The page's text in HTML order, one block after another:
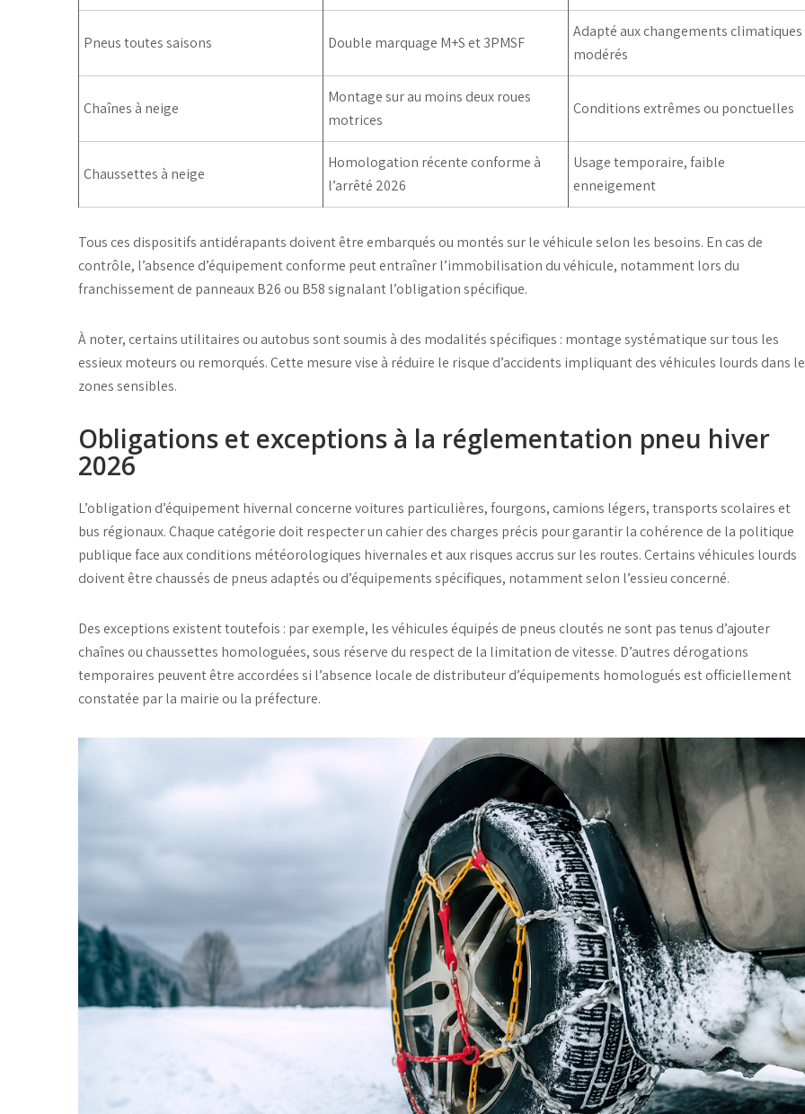
Pneus toutes saisons Double marquage M+S et 3PMSF
Adapté aux changements climatiques
modérés
Chaînes à neige
Montage sur au moins deux roues
motrices
Conditions extrêmes ou ponctuelles
Chaussettes à neige
Homologation récente conforme à
l’arrêté 2026
Usage temporaire, faible
enneigement
Tous ces dispositifs antidérapants doivent être embarqués ou montés sur le véhicule selon les besoins. En cas de
contrôle, l’absence d’équipement conforme peut entraîner l’immobilisation du véhicule, notamment lors du
franchissement de panneaux B26 ou B58signalant l’obligation spécifique.
À noter, certains utilitaires ou autobus sont soumis à des modalités spécifiques : montage systématique sur tous les
essieux moteurs ou remorqués. Cette mesure vise à réduire le risque d’accidents impliquant des véhicules lourds dans
zones sensibles.
Obligations et exceptions à la réglementation pneu hiver
2026
L’obligation d’équipement hivernal concerne voitures particulières, fourgons, camions légers, transports scolaires et
bus régionaux. Chaque catégorie doit respecter un cahier des charges précis pour garantir la cohérence de la politique
publique face auxconditions météorologiques hivernales et aux risques accrus sur les routes. Certains véhicules lourds
doivent être chaussés de pneus adaptés ou d’équipements spécifiques, notamment selon l’essieu concerné.
Des exceptions existent toutefois : par exemple, lesvéhicules équipés de pneus cloutés ne sont pas tenus d’ajouter
chaînes ou chaussettes homologuées, sous réserve du respect de la limitation de vitesse. D’autres dérogations
temporaires peuvent être accordées si l’absence locale de distributeur d’équipements homologués est officiellement
constatée par la mairie ou la préfecture.